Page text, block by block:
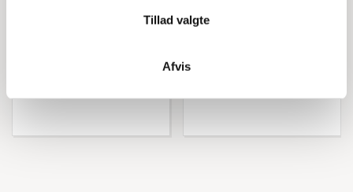
Tillad valgte
Afvis
3.743,75 kr inkl. moms